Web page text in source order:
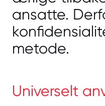
ansatte.
metode.
Universelt